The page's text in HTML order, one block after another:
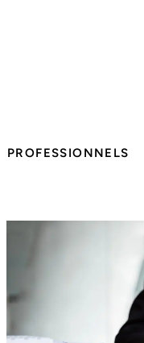
PROFESSIONNELS